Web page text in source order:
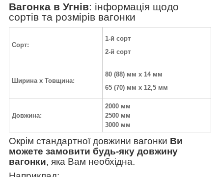
Вагонка в Угнів: інформація щодо
сортів та розмірів вагонки
Сорт:
1-й сорт
2-й сорт
Ширина х Товщина:
80 (88) мм х 14 мм
65 (70) мм х 12,5 мм
Довжина:
2000 мм
2500 мм
3000 мм
Окрім стандартної довжини вагонки Ви
можете замовити будь-яку довжину
вагонки, яка Вам необхідна.